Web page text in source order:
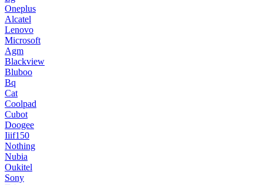
Oneplus
Alcatel
Lenovo
Microsoft
Agm
Blackview
Bluboo
Bq
Cat
Coolpad
Cubot
Doogee
Iiif150
Nothing
Nubia
Oukitel
Sony